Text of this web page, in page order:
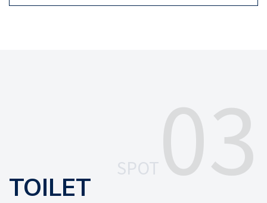
SPOT 03
TOILET